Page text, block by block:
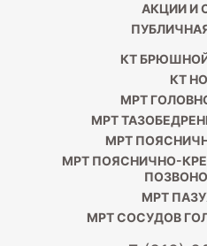
АКЦИИ И
КТ
КТ
МРТ
МРТ
МРТ
МРТ ПОЯСНИЧНО-
МРТ
МРТ СОСУДОВ